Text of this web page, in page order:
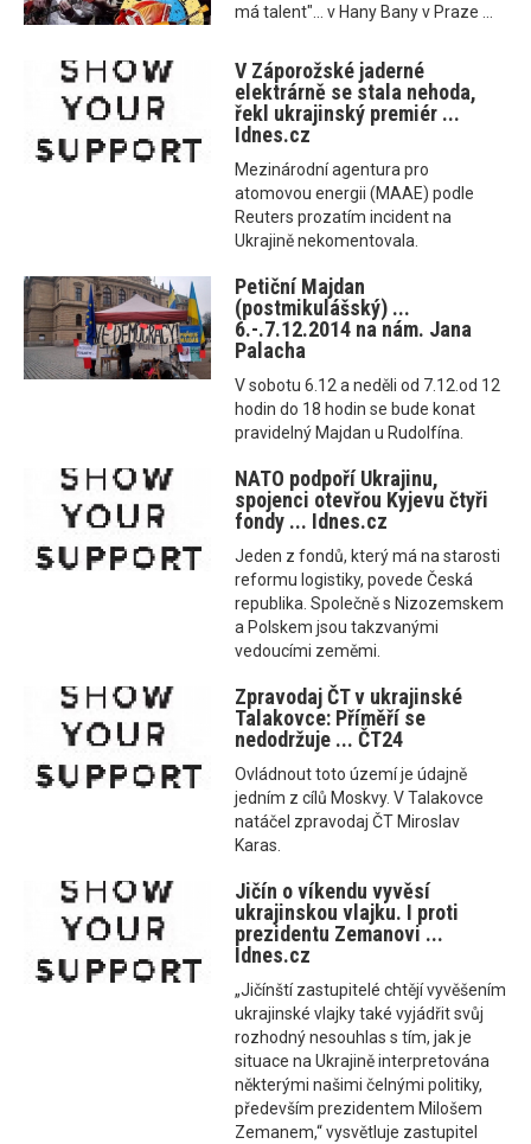
má talent"... v Hany Bany v Praze ...
V Záporožské jaderné
elektrárně se stala nehoda,
řekl ukrajinský premiér ...
Idnes.cz
Mezinárodní agentura pro
atomovou energii (MAAE) podle
Reuters prozatím incident na
Ukrajině nekomentovala.
Petiční Majdan
(postmikulášský) ...
6.-.7.12.2014 na nám. Jana
Palacha
V sobotu 6.12 a neděli od 7.12.od 12
hodin do 18 hodin se bude konat
pravidelný Majdan u Rudolfína.
NATO podpoří Ukrajinu,
spojenci otevřou Kyjevu čtyři
fondy ... Idnes.cz
Jeden z fondů, který má na starosti
reformu logistiky, povede Česká
republika. Společně s Nizozemskem
a Polskem jsou takzvanými
vedoucími zeměmi.
Zpravodaj ČT v ukrajinské
Talakovce: Příměří se
nedodržuje ... ČT24
Ovládnout toto území je údajně
jedním z cílů Moskvy. V Talakovce
natáčel zpravodaj ČT Miroslav
Karas.
Jičín o víkendu vyvěsí
ukrajinskou vlajku. I proti
prezidentu Zemanovi ...
Idnes.cz
„Jičínští zastupitelé chtějí vyvěšením
ukrajinské vlajky také vyjádřit svůj
rozhodný nesouhlas s tím, jak je
situace na Ukrajině interpretována
některými našimi čelnými politiky,
především prezidentem Milošem
Zemanem,“ vysvětluje zastupitel